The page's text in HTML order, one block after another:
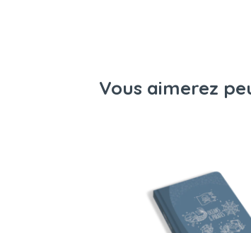
Vous aimerez